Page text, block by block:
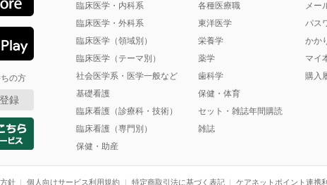
の方
録
臨床医学・内科系
臨床医学・外科系
臨床医学（領域別）
臨床医学（テーマ別）
社会医学系・医学一般など
基礎看護
臨床看護（診療科・技術）
臨床看護（専門別）
保健・助産
各種医療職
東洋医学
栄養学
薬学
歯科学
保健・体育
セット・雑誌年間購読
雑誌
メー
パス
かか
マイ
購入
針 個人向けサービス利用規約 特定商取引法に基づく表記 ケアネットポイント連携